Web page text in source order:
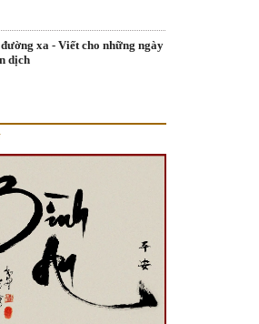
xa - Viết cho những ngày
dịch